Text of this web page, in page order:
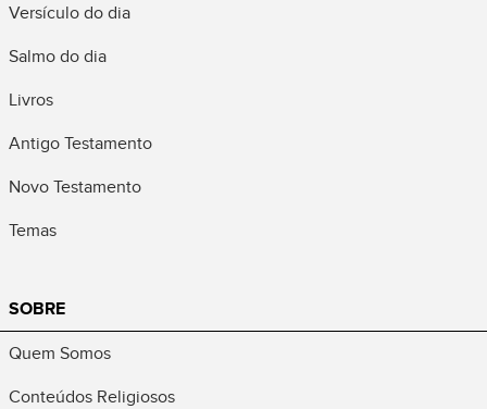
Versículo do dia
Salmo do dia
Livros
Antigo Testamento
Novo Testamento
Temas
SOBRE
Quem Somos
Conteúdos Religiosos